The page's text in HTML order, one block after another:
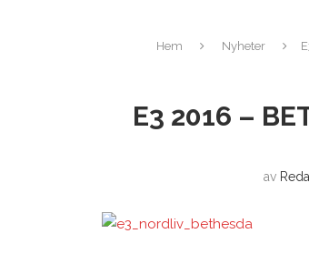
Hem Nyheter
E3 2016 –
av